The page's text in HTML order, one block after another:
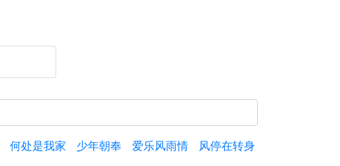
何处是我家 少年朝奉 爱乐风雨情
风停在转身